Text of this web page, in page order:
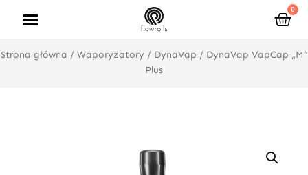
treści
0
Strona główna / Waporyzatory/ DynaVap / DynaVap VapCap „M”
Plus